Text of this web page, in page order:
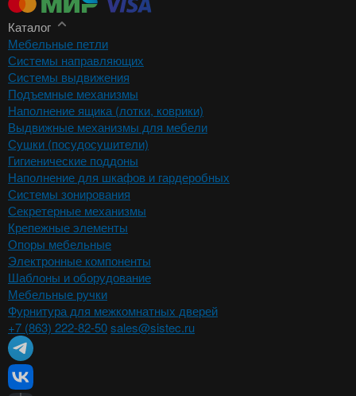
Каталог
Мебельные петли
Системы направляющих
Системы выдвижения
Подъемные механизмы
Наполнение ящика (лотки, коврики)
Выдвижные механизмы для мебели
Сушки (посудосушители)
Гигиенические поддоны
Наполнение для шкафов и гардеробных
Системы зонирования
Секретерные механизмы
Крепежные элементы
Опоры мебельные
Электронные компоненты
Шаблоны и оборудование
Мебельные ручки
Фурнитура для межкомнатных дверей
+7 (863) 222-82-50sales@sistec.ru